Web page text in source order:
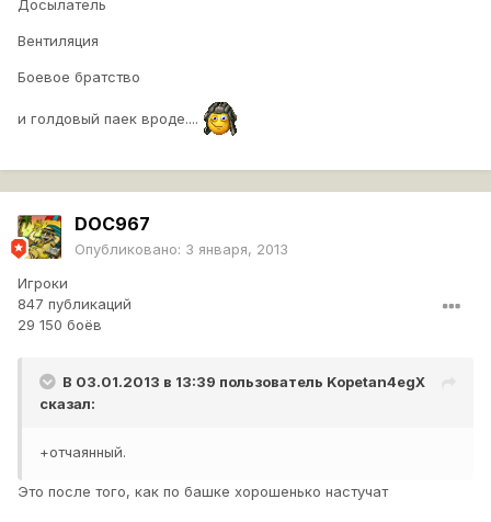
Досылатель
Вентиляция
Боевое братство
и голдовый паек вроде....
DOC967
Опубликовано: 3 января, 2013
Игроки
847 публикаций
29 150 боёв
В 03.01.2013 в 13:39 пользователь Kopetan4egX
сказал:
+отчаянный.
Это после того, как по башке хорошенько настучат